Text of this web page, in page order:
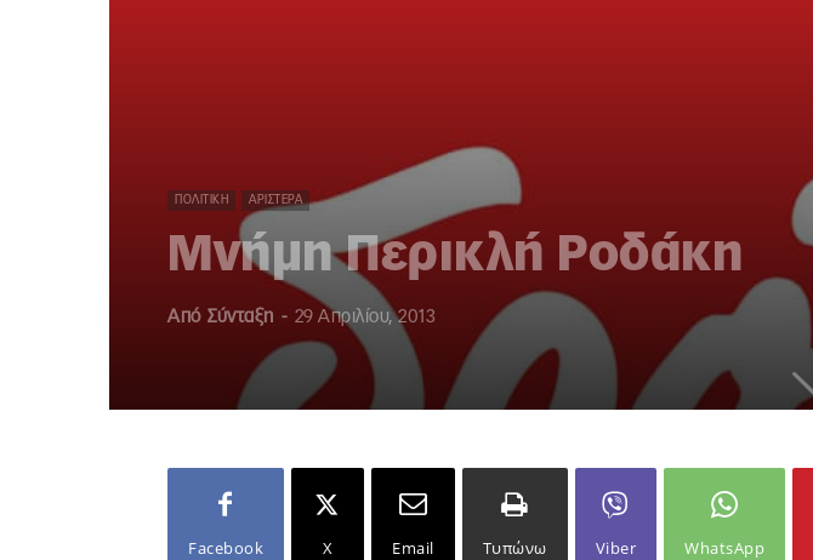
ΠΟΛΙΤΙΚΉ ΑΡΙΣΤΕΡΆ
Μνήμη Περικλή Ροδάκη
Από Σύνταξη - 29 Απριλίου, 2013
Facebook X Email Τυπώνω Viber WhatsApp